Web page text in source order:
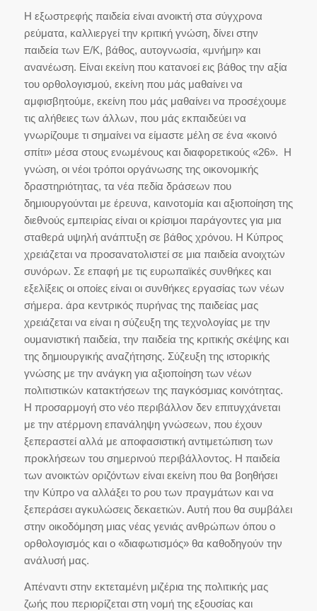
Η εξωστρεφής παιδεία είναι ανοικτή στα σύγχρονα
ρεύματα, καλλιεργεί την κριτική γνώση, δίνει στην
παιδεία των Ε/Κ, βάθος, αυτογνωσία, «μνήμη» και
ανανέωση. Είναι εκείνη που κατανοεί εις βάθος την αξία
του ορθολογισμού, εκείνη που μάς μαθαίνει να
αμφισβητούμε, εκείνη που μάς μαθαίνει να προσέχουμε
τις αλήθειες των άλλων, που μάς εκπαιδεύει να
γνωρίζουμε τι σημαίνει να είμαστε μέλη σε ένα «κοινό
σπίτι» μέσα στους ενωμένους και διαφορετικούς «26». Η
γνώση, οι νέοι τρόποι οργάνωσης της οικονομικής
δραστηριότητας, τα νέα πεδία δράσεων που
δημιουργούνται με έρευνα, καινοτομία και αξιοποίηση της
διεθνούς εμπειρίας είναι οι κρίσιμοι παράγοντες για μια
σταθερά υψηλή ανάπτυξη σε βάθος χρόνου. Η Κύπρος
χρειάζεται να προσανατολιστεί σε μια παιδεία ανοιχτών
συνόρων. Σε επαφή με τις ευρωπαϊκές συνθήκες και
εξελίξεις οι οποίες είναι οι συνθήκες εργασίας των νέων
σήμερα. άρα κεντρικός πυρήνας της παιδείας μας
χρειάζεται να είναι η σύζευξη της τεχνολογίας με την
ουμανιστική παιδεία, την παιδεία της κριτικής σκέψης και
της δημιουργικής αναζήτησης. Σύζευξη της ιστορικής
γνώσης με την ανάγκη για αξιοποίηση των νέων
πολιτιστικών κατακτήσεων της παγκόσμιας κοινότητας.
Η προσαρμογή στο νέο περιβάλλον δεν επιτυγχάνεται
με την ατέρμονη επανάληψη γνώσεων, που έχουν
ξεπεραστεί αλλά με αποφασιστική αντιμετώπιση των
προκλήσεων του σημερινού περιβάλλοντος. Η παιδεία
των ανοικτών οριζόντων είναι εκείνη που θα βοηθήσει
την Κύπρο να αλλάξει το ρου των πραγμάτων και να
ξεπεράσει αγκυλώσεις δεκαετιών. Αυτή που θα συμβάλει
στην οικοδόμηση μιας νέας γενιάς ανθρώπων όπου ο
ορθολογισμός και ο «διαφωτισμός» θα καθοδηγούν την
ανάλυσή μας.
Απέναντι στην εκτεταμένη μιζέρια της πολιτικής μας
ζωής που περιορίζεται στη νομή της εξουσίας και